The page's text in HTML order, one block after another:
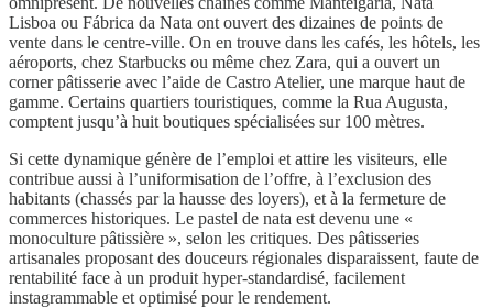
Lisboa ou Fábrica da Nata ont ouvert des dizaines de points de
vente dans le centre-ville. On en trouve dans les cafés, les hôtels, les
aéroports, chez Starbucks ou même chez Zara, qui a ouvert un
corner pâtisserie avec l’aide de Castro Atelier, une marque haut de
gamme. Certains quartiers touristiques, comme la Rua Augusta,
comptent jusqu’à huit boutiques spécialisées sur 100 mètres.
Si cette dynamique génère de l’emploi et attire les visiteurs, elle
contribue aussi à l’uniformisation de l’offre, à l’exclusion des
habitants (chassés par la hausse des loyers), et à la fermeture de
commerces historiques. Le pastel de nata est devenu une «
monoculture pâtissière », selon les critiques. Des pâtisseries
artisanales proposant des douceurs régionales disparaissent, faute de
rentabilité face à un produit hyper-standardisé, facilement
instagrammable et optimisé pour le rendement.